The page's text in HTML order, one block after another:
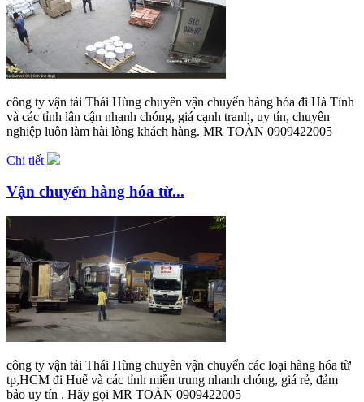
công ty vận tải Thái Hùng chuyên vận chuyển hàng hóa đi Hà Tỉnh
và các tỉnh lân cận nhanh chóng, giá cạnh tranh, uy tín, chuyên
nghiệp luôn làm hài lòng khách hàng. MR TOÀN 0909422005
Chi tiết
Vận chuyển hàng hóa từ...
công ty vận tải Thái Hùng chuyên vận chuyển các loại hàng hóa từ
tp,HCM đi Huế và các tỉnh miền trung nhanh chóng, giá rẻ, đảm
bảo uy tín . Hãy gọi MR TOÀN 0909422005